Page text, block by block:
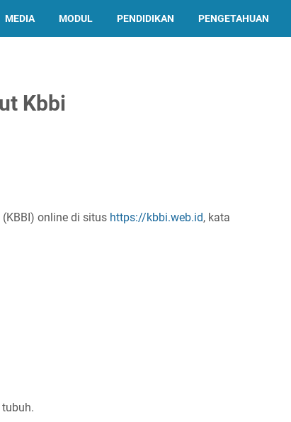
MEDIA MODUL PENDIDIKAN PENGETAHUAN
Kbbi
online di situs https://kbbi.web.id, kata